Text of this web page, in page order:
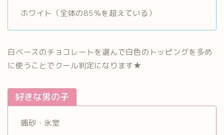
ホワイト（全体の85％を超えている）
白ベースのチョコレートを選んで白色のトッピングを多め
に使うことでクール判定になります★
好きな男の子
颯砂・氷室